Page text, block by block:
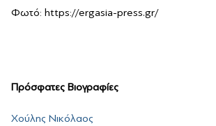
Φωτό: https://ergasia-press.gr/
Πρόσφατες Βιογραφίες
Χούλης Νικόλαος